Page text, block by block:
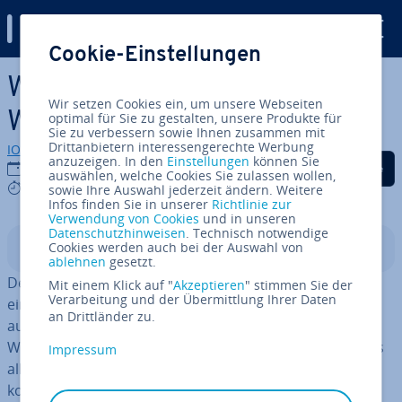
Zum Haupt­in­halt springen
Was ist Apache? Der flexible
Webserver erklärt
IONOS Redaktion
21.06.2023
9 mins
Auf Facebook teilen
Auf Twitter teilen
Auf LinkedIn
In­halts­ver­zeich­nis
Der Apache-Server ist durch seinen modularen Ansatz
eine
besonders flexible Ser­ver­lö­sung . Unter anderem
aus diesem Grund setzen weltweit fast die Hälfte aller
Websites auf Apache. Gerade bei hohem Traffic kann es
al­ler­dings mitunter zu Per­for­mance-Problemen
kommen, weshalb vor allem stark fre­quen­tier­te Online-
Cookie-Einstellungen
Wir setzen Cookies ein, um unsere Webseiten
optimal für Sie zu gestalten, unsere Produkte für
Sie zu verbessern sowie Ihnen zusammen mit
Drittanbietern interessengerechte Werbung
anzuzeigen. In den Einstellungen können Sie
auswählen, welche Cookies Sie zulassen wollen,
sowie Ihre Auswahl jederzeit ändern. Weitere
Infos finden Sie in unserer Richtlinie zur
Verwendung von Cookies und in unseren
Datenschutzhinweisen. Technisch notwendige
Cookies werden auch bei der Auswahl von
ablehnen gesetzt.
Mit einem Klick auf "Akzeptieren" stimmen Sie der
Verarbeitung und der Übermittlung Ihrer Daten
an Drittländer zu.
Impressum